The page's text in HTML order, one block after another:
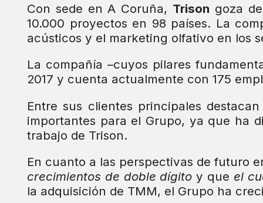
Con sede en A Coruña, Trison goza
10.000 proyectos en 98 países. La
acústicos y el marketing olfativo en los
La compañía –cuyos pilares
2017 y cuenta actualmente con 175
Entre sus clientes principales
importantes para el Grupo, ya que ha
trabajo de Trison.
En cuanto a las perspectivas de futuro
crecimientos de doble dígito y que el
la adquisición de TMM, el Grupo ha